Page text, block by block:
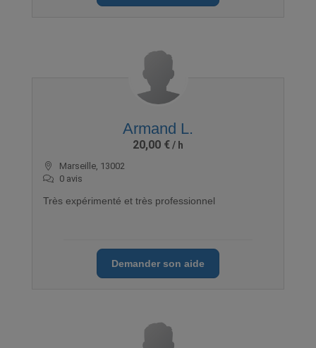
Armand L.
20,00 €
Marseille, 13002
0 avis
Très expérimenté et très professionnel
Demander son aide